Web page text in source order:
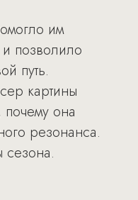
им
позволило
путь.
картины
она
резонанса.